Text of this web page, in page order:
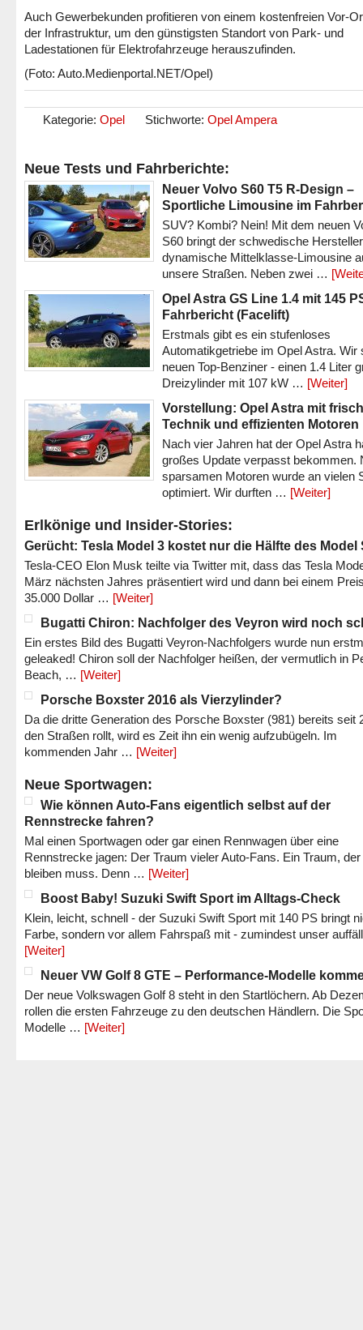
Auch Gewerbekunden profitieren von einem kostenfreien Vor-
der Infrastruktur, um den günstigsten Standort von Park- und
Ladestationen für Elektrofahrzeuge herauszufinden.
(Foto: Auto.Medienportal.NET/Opel)
Kategorie: Opel Stichworte: Opel Ampera
Neue Tests und Fahrberichte:
Neuer Volvo S60 T5 R-Design –
Sportliche Limousine im
SUV? Kombi? Nein! Mit dem neuen
S60 bringt der schwedische
dynamische Mittelklasse-Limousine
unsere Straßen. Neben zwei …
Opel Astra GS Line 1.4 mit 145
Fahrbericht (Facelift)
Erstmals gibt es ein stufenloses
Automatikgetriebe im Opel Astra. Wir
neuen Top-Benziner - einen 1.4 Liter
Dreizylinder mit 107 kW … [Weiter]
Vorstellung: Opel Astra mit
Technik und effizienten Motoren
Nach vier Jahren hat der Opel Astra
großes Update verpasst bekommen.
sparsamen Motoren wurde an vielen
optimiert. Wir durften … [Weiter]
Erlkönige und Insider-Stories:
Gerücht: Tesla Model 3 kostet nur die Hälfte des Model
Tesla-CEO Elon Musk teilte via Twitter mit, dass das Tesla
März nächsten Jahres präsentiert wird und dann bei einem
35.000 Dollar … [Weiter]
Bugatti Chiron: Nachfolger des Veyron wird noch
Ein erstes Bild des Bugatti Veyron-Nachfolgers wurde nun
geleaked! Chiron soll der Nachfolger heißen, der vermutlich in
Beach, … [Weiter]
Porsche Boxster 2016 als Vierzylinder?
Da die dritte Generation des Porsche Boxster (981) bereits seit
den Straßen rollt, wird es Zeit ihn ein wenig aufzubügeln. Im
kommenden Jahr … [Weiter]
Neue Sportwagen:
Wie können Auto-Fans eigentlich selbst auf der
Rennstrecke fahren?
Mal einen Sportwagen oder gar einen Rennwagen über eine
Rennstrecke jagen: Der Traum vieler Auto-Fans. Ein Traum,
bleiben muss. Denn … [Weiter]
Boost Baby! Suzuki Swift Sport im Alltags-Check
Klein, leicht, schnell - der Suzuki Swift Sport mit 140 PS bringt
Farbe, sondern vor allem Fahrspaß mit - zumindest unser
[Weiter]
Neuer VW Golf 8 GTE – Performance-Modelle
Der neue Volkswagen Golf 8 steht in den Startlöchern. Ab
rollen die ersten Fahrzeuge zu den deutschen Händlern. Die
Modelle … [Weiter]